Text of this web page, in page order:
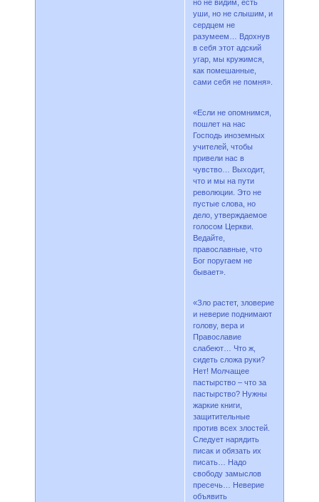
но не видим, есть
уши, но не слышим, и
сердцем не
разумеем… Вдохнув
в себя этот адский
угар, мы кружимся,
как помешанные,
сами себя не помня».
«Если не опомнимся,
пошлет на нас
Господь иноземных
учителей, чтобы
привели нас в
чувство… Выходит,
что и мы на пути
революции. Это не
пустые слова, но
дело, утверждаемое
голосом Церкви.
Ведайте,
православные, что
Бог поругаем не
бывает».
«Зло растет, зловерие
и неверие поднимают
голову, вера и
Православие
слабеют… Что ж,
сидеть сложа руки?
Нет! Молчащее
пастырство – что за
пастырство? Нужны
жаркие книги,
защитительные
против всех злостей.
Следует нарядить
писак и обязать их
писать… Надо
свободу замыслов
пресечь… Неверие
объявить